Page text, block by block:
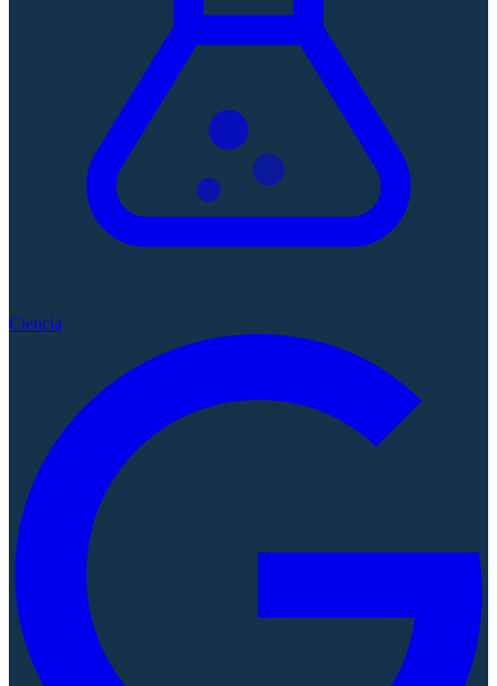
Ciencia